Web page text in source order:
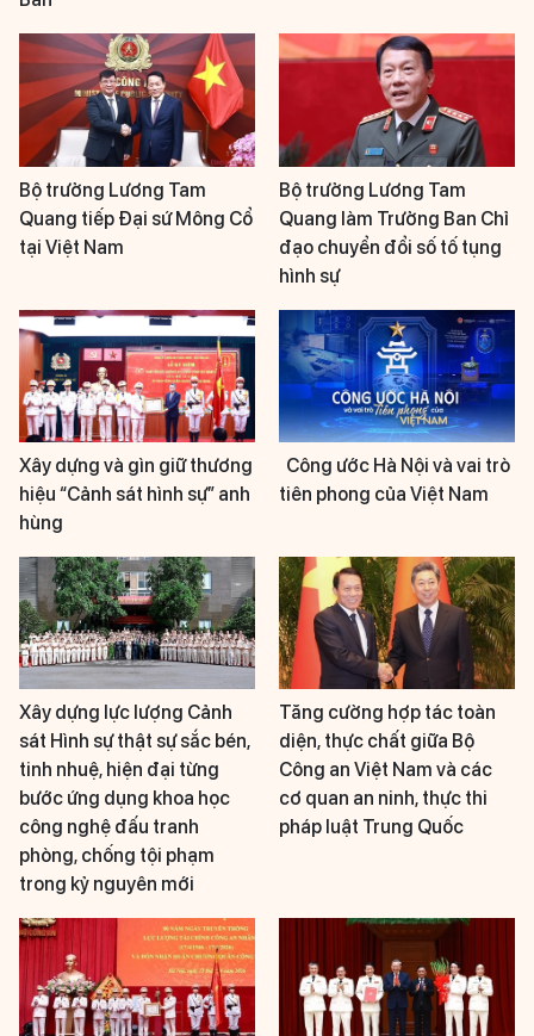
Bộ trưởng Lương Tam
Quang tiếp Đại sứ Mông Cổ
tại Việt Nam
Bộ trưởng Lương Tam
Quang làm Trưởng Ban Chỉ
đạo chuyển đổi số tố tụng
hình sự
Xây dựng và gìn giữ thương
hiệu “Cảnh sát hình sự” anh
hùng
Công ước Hà Nội và vai trò
tiên phong của Việt Nam
Xây dựng lực lượng Cảnh
sát Hình sự thật sự sắc bén,
tinh nhuệ, hiện đại từng
bước ứng dụng khoa học
công nghệ đấu tranh
phòng, chống tội phạm
trong kỷ nguyên mới
Tăng cường hợp tác toàn
diện, thực chất giữa Bộ
Công an Việt Nam và các
cơ quan an ninh, thực thi
pháp luật Trung Quốc